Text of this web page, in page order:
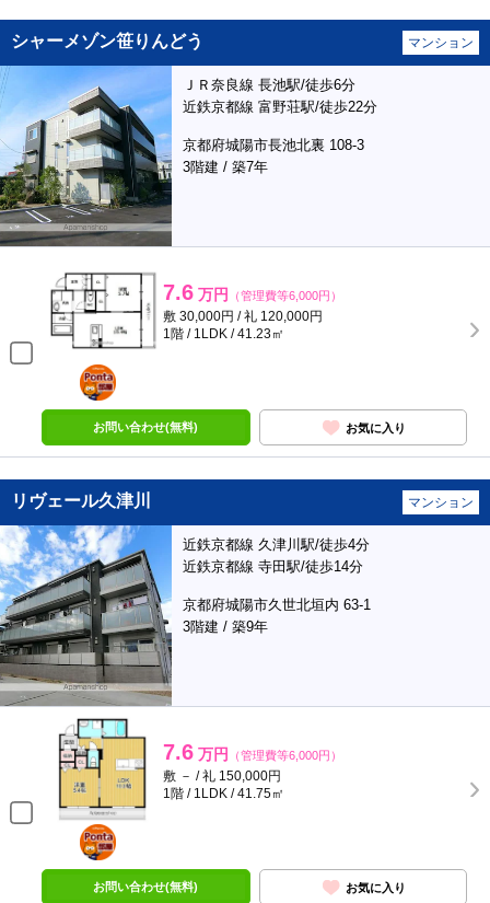
シャーメゾン笹りんどう マンション
ＪＲ奈良線 長池駅/徒歩6分
近鉄京都線 富野荘駅/徒歩22分
京都府城陽市長池北裏 108-3
3階建 / 築7年
7.6 万円 （管理費等6,000円）
敷 30,000円 / 礼 120,000円
1階 / 1LDK / 41.23㎡
ポンタ
部屋
お問い合わせ(無料) お気に入り
リヴェール久津川 マンション
近鉄京都線 久津川駅/徒歩4分
近鉄京都線 寺田駅/徒歩14分
京都府城陽市久世北垣内 63-1
3階建 / 築9年
7.6 万円 （管理費等6,000円）
敷 － / 礼 150,000円
1階 / 1LDK / 41.75㎡
ポンタ
部屋
お問い合わせ(無料) お気に入り